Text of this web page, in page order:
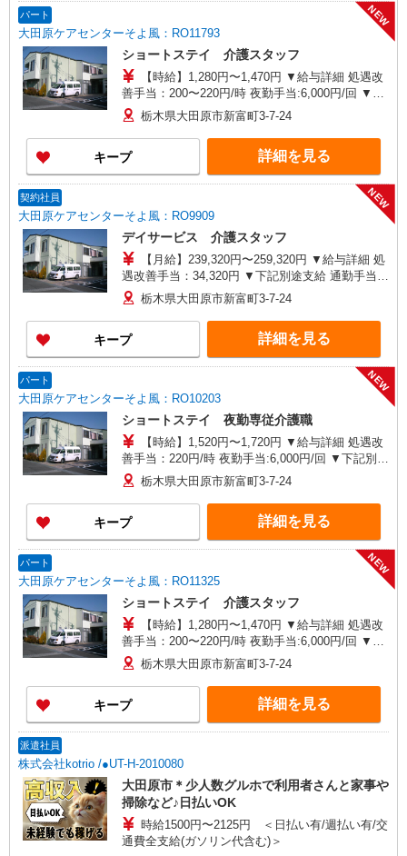
パート
大田原ケアセンターそよ風：RO11793
NEW
ショートステイ 介護スタッフ
【時給】1,280円〜1,470円 ▼給与詳細 処遇改
善手当：200〜220円/時 夜勤手当:6,000円/回 ▼下
記別途支給 通勤手当 年末年始手当：380円/時 寸
志あり：年2回（6月・12月） ※業績による ※処
遇改善手当は試用期間中(3ヶ月)は支給なし
栃木県大田原市新富町3-7-24
キープ 詳細を見る
契約社員
大田原ケアセンターそよ風：RO9909
NEW
デイサービス 介護スタッフ
【月給】239,320円〜259,320円 ▼給与詳細 処
遇改善手当：34,320円 ▼下記別途支給 通勤手当
年末年始手当：380円/時 寸志あり：年2回（6月・
12月） ※業績による 特別報酬：平均33.8万円（最
高額130万円） ※2025年6月支給実績 ※処遇改善
手当は試用期間中(3ヶ月)は支給なし
栃木県大田原市新富町3-7-24
キープ 詳細を見る
パート
大田原ケアセンターそよ風：RO10203
NEW
ショートステイ 夜勤専従介護職
【時給】1,520円〜1,720円 ▼給与詳細 処遇改
善手当：220円/時 夜勤手当:6,000円/回 ▼下記別途
支給 通勤手当 年末年始手当：380円/時 寸志あ
り：年2回（6月・12月） ※業績による ※処遇改
善手当は試用期間中(3ヶ月)は支給なし
栃木県大田原市新富町3-7-24
キープ 詳細を見る
パート
大田原ケアセンターそよ風：RO11325
NEW
ショートステイ 介護スタッフ
【時給】1,280円〜1,470円 ▼給与詳細 処遇改
善手当：200〜220円/時 夜勤手当:6,000円/回 ▼下
記別途支給 通勤手当 年末年始手当：380円/時 寸
志あり：年2回（6月・12月） ※業績による ※処
遇改善手当は試用期間中(3ヶ月)は支給なし
栃木県大田原市新富町3-7-24
キープ 詳細を見る
派遣社員
株式会社kotrio /●UT-H-2010080
大田原市＊少人数グルホで利用者さんと家事や
掃除など♪日払いOK
時給1500円〜2125円 ＜日払い有/週払い有/交
通費全支給(ガソリン代含む)＞